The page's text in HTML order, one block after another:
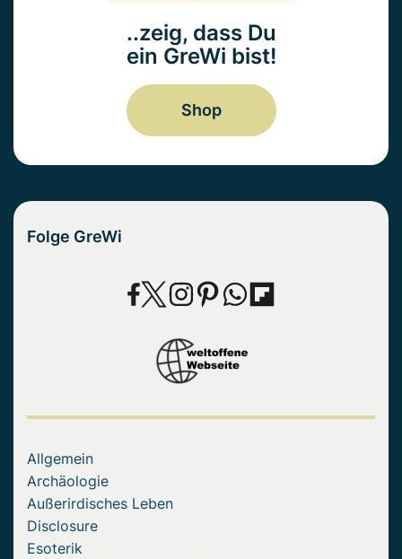
..zeig, dass Du
ein GreWi bist!
Shop
Folge GreWi
Allgemein
Archäologie
Außerirdisches Leben
Disclosure
Esoterik